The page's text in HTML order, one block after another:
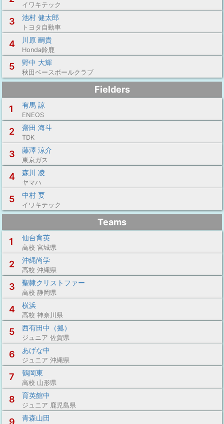
イワキテック
3 池村 健太郎
トヨタ自動車
4 川原 嗣貴
Honda鈴鹿
5 野中 大輝
秋田ベースボールクラブ
Fielders
1
有馬 諒
ENEOS
2 齋田 海斗
TDK
3 藤澤 涼介
東京ガス
4 森川 凌
ヤマハ
5 中村 要
イワキテック
Teams
1
仙台育英
高校 宮城県
2 沖縄尚学
高校 沖縄県
3 聖隷クリストファー
高校 静岡県
4 横浜
高校 神奈川県
5 西有田中（拠）
ジュニア 佐賀県
6 あげな中
ジュニア 沖縄県
7 鶴岡東
高校 山形県
8 育英館中
ジュニア 鹿児島県
9 青森山田